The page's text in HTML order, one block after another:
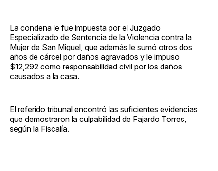
La condena le fue impuesta por el Juzgado
Especializado de Sentencia de la Violencia contra la
Mujer de San Miguel, que además le sumó otros dos
años de cárcel por daños agravados y le impuso
$12,292 como responsabilidad civil por los daños
causados a la casa.
El referido tribunal encontró las suficientes evidencias
que demostraron la culpabilidad de Fajardo Torres,
según la Fiscalía.